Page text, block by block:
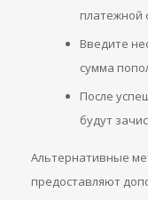
платежной
Введите
сумма
После
будут
Альтернативные
предоставляют